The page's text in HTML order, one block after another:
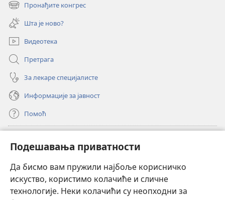
Подешавања приватности
Да бисмо вам пружили најбоље корисничко
искуство, користимо колачиће и сличне
технологије. Неки колачићи су неопходни за
прозор)
Пронађите конгрес
(отвара
нови
прозор)
Шта је ново?
Видеотека
Претрага
За лекаре специјалисте
Информације за јавност
Помоћ
(отвара
нови
прозор)ОНЛАЈН БИБЛИОТЕКА Watchtower
(отвара
нови
прозор)JW Hub®
(отвара